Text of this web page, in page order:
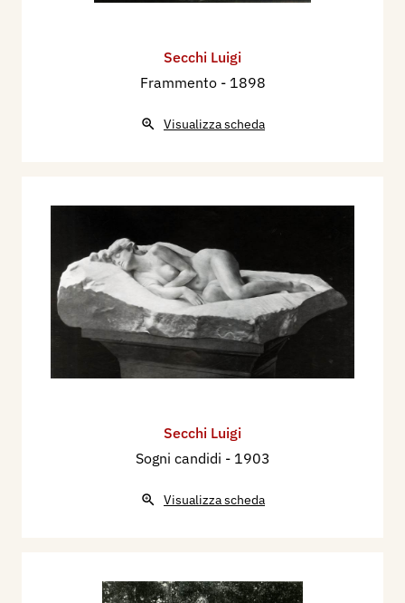
Secchi Luigi
Frammento - 1898
Visualizza scheda
Secchi Luigi
Sogni candidi - 1903
Visualizza scheda